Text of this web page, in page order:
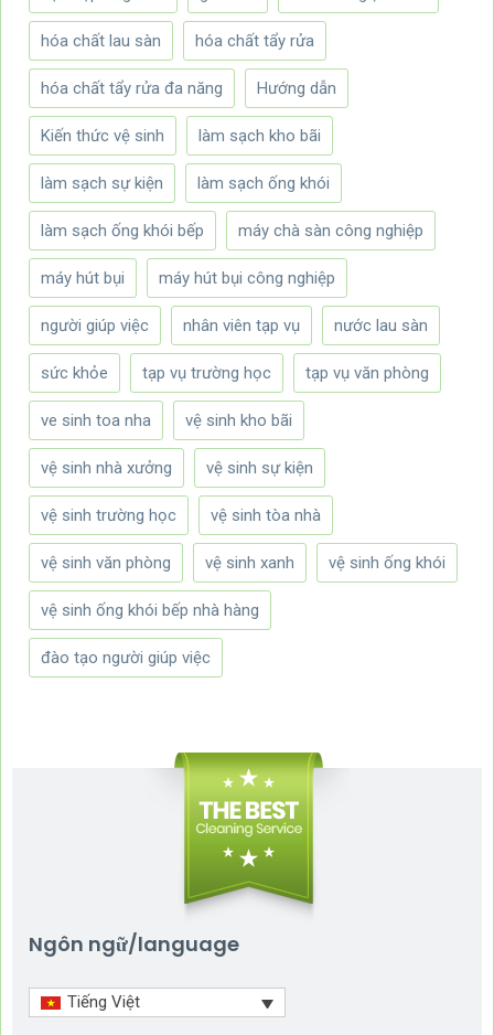
hóa chất lau sàn hóa chất tẩy rửa
hóa chất tẩy rửa đa năng Hướng dẫn
Kiến thức vệ sinh làm sạch kho bãi
làm sạch sự kiện làm sạch ống khói
làm sạch ống khói bếp máy chà sàn công nghiệp
máy hút bụi máy hút bụi công nghiệp
người giúp việc nhân viên tạp vụ nước lau sàn
sức khỏe tạp vụ trường học tạp vụ văn phòng
ve sinh toa nha vệ sinh kho bãi
vệ sinh nhà xưởng vệ sinh sự kiện
vệ sinh trường học vệ sinh tòa nhà
vệ sinh văn phòng vệ sinh xanh vệ sinh ống khói
vệ sinh ống khói bếp nhà hàng
đào tạo người giúp việc
Ngôn ngữ/language
Tiếng Việt